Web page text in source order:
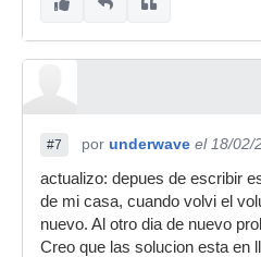
#7 por underwave el 18/02/
actualizo: depues de escribir
de mi casa, cuando volvi el
nuevo. Al otro dia de nuevo
Creo que las solucion esta en